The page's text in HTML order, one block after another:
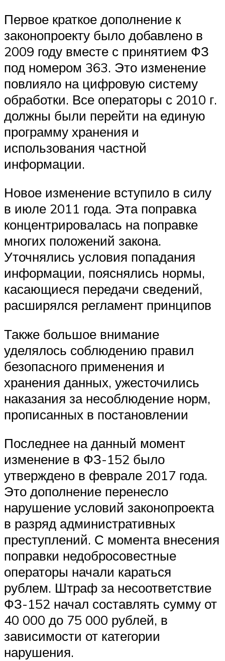
Первое краткое дополнение к
законопроекту было добавлено в
2009 году вместе с принятием ФЗ
под номером 363. Это изменение
повлияло на цифровую систему
обработки. Все операторы с 2010 г.
должны были перейти на единую
программу хранения и
использования частной
информации.
Новое изменение вступило в силу
в июле 2011 года. Эта поправка
концентрировалась на поправке
многих положений закона.
Уточнялись условия попадания
информации, пояснялись нормы,
касающиеся передачи сведений,
расширялся регламент принципов
Также большое внимание
уделялось соблюдению правил
безопасного применения и
хранения данных, ужесточились
наказания за несоблюдение норм,
прописанных в постановлении
Последнее на данный момент
изменение в ФЗ-152 было
утверждено в феврале 2017 года.
Это дополнение перенесло
нарушение условий законопроекта
в разряд административных
преступлений. С момента внесения
поправки недобросовестные
операторы начали караться
рублем. Штраф за несоответствие
ФЗ-152 начал составлять сумму от
40 000 до 75 000 рублей, в
зависимости от категории
нарушения.